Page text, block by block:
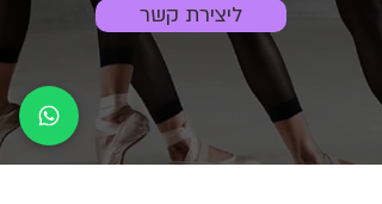
ליצירת קשר